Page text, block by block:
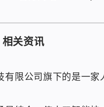
相关资讯
有限公司旗下的是一